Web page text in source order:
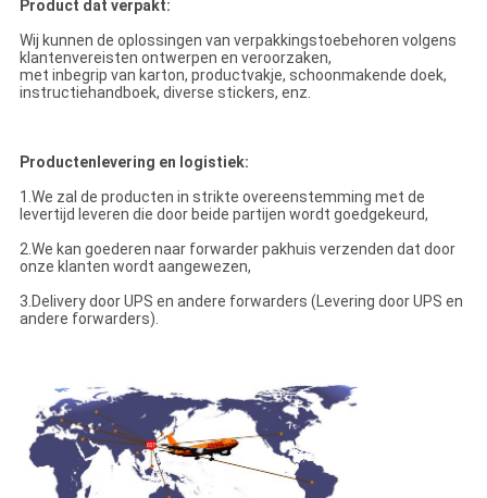
Product dat verpakt:
Wij kunnen de oplossingen van verpakkingstoebehoren volgens
klantenvereisten ontwerpen en veroorzaken,
met inbegrip van karton, productvakje, schoonmakende doek,
instructiehandboek, diverse stickers, enz.
Productenlevering en logistiek:
1.We zal de producten in strikte overeenstemming met de
levertijd leveren die door beide partijen wordt goedgekeurd,
2.We kan goederen naar forwarder pakhuis verzenden dat door
onze klanten wordt aangewezen,
3.Delivery door UPS en andere forwarders (Levering door UPS en
andere forwarders).